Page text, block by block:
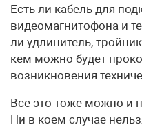
Есть ли кабель для
видеомагнитофона и
ли удлинитель,
кем можно будет
возникновения
Все это тоже можно и
Ни в коем случае